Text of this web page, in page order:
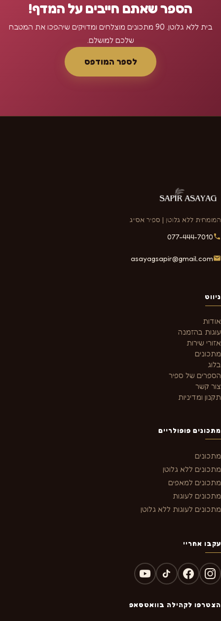
הספר שאתם חייבים על המדף!
בית ללא גלוטן. 90 מתכונים מוצלחים ומדויקים שיהפכו את המטבח
שלכם למושלם.
לספר המודפס
המומחית ללא גלוטן | ספיר אסייג
077-444-7010
asayagsapir@gmail.com
ניווט
אודות
עוגות בהזמנה
אזורי שירות
מתכונים
בלוג
הספרים של ספיר
צור קשר
תקנון ומדיניות
מתכונים פופולריים
מתכונים
מתכונים ללא גלוטן
מתכונים למאפים
מתכונים לעוגות
מתכונים לעוגות ללא גלוטן
עקבו אחריי
הצטרפו לקהילה בוואטסאפ